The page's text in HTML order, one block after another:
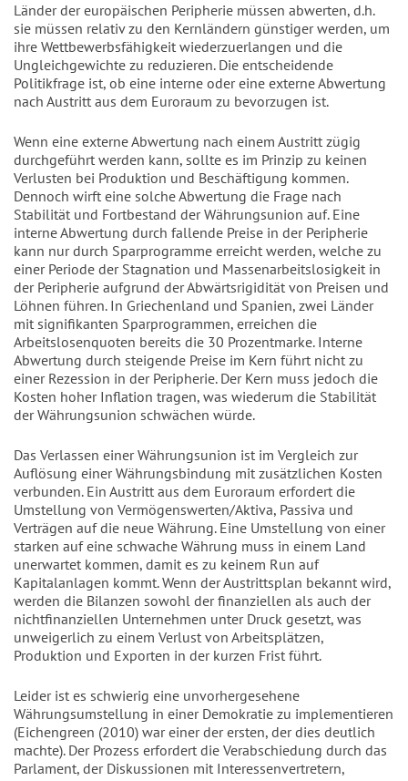
Länder der europäischen Peripherie müssen abwerten, d.h.
sie müssen relativ zu den Kernländern günstiger werden, um
ihre Wettbewerbsfähigkeit wiederzuerlangen und die
Ungleichgewichte zu reduzieren. Die entscheidende
Politikfrage ist, ob eine interne oder eine externe Abwertung
nach Austritt aus dem Euroraum zu bevorzugen ist.
Wenn eine externe Abwertung nach einem Austritt zügig
durchgeführt werden kann, sollte es im Prinzip zu keinen
Verlusten bei Produktion und Beschäftigung kommen.
Dennoch wirft eine solche Abwertung die Frage nach
Stabilität und Fortbestand der Währungsunion auf. Eine
interne Abwertung durch fallende Preise in der Peripherie
kann nur durch Sparprogramme erreicht werden, welche zu
einer Periode der Stagnation und Massenarbeitslosigkeit in
der Peripherie aufgrund der Abwärtsrigidität von Preisen und
Löhnen führen. In Griechenland und Spanien, zwei Länder
mit signifikanten Sparprogrammen, erreichen die
Arbeitslosenquoten bereits die 30 Prozentmarke. Interne
Abwertung durch steigende Preise im Kern führt nicht zu
einer Rezession in der Peripherie. Der Kern muss jedoch die
Kosten hoher Inflation tragen, was wiederum die Stabilität
der Währungsunion schwächen würde.
Das Verlassen einer Währungsunion ist im Vergleich zur
Auflösung einer Währungsbindung mit zusätzlichen Kosten
verbunden. Ein Austritt aus dem Euroraum erfordert die
Umstellung von Vermögenswerten/Aktiva, Passiva und
Verträgen auf die neue Währung. Eine Umstellung von einer
starken auf eine schwache Währung muss in einem Land
unerwartet kommen, damit es zu keinem Run auf
Kapitalanlagen kommt. Wenn der Austrittsplan bekannt wird,
werden die Bilanzen sowohl der finanziellen als auch der
nichtfinanziellen Unternehmen unter Druck gesetzt, was
unweigerlich zu einem Verlust von Arbeitsplätzen,
Produktion und Exporten in der kurzen Frist führt.
Leider ist es schwierig eine unvorhergesehene
Währungsumstellung in einer Demokratie zu implementieren
(Eichengreen (2010) war einer der ersten, der dies deutlich
machte). Der Prozess erfordert die Verabschiedung durch das
Parlament, der Diskussionen mit Interessenvertretern,